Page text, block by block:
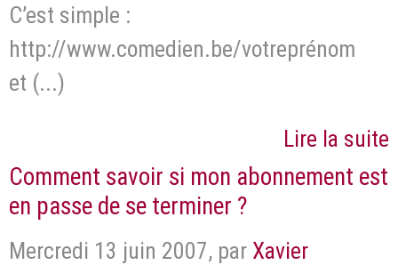
C’est simple :
http://www.comedien.be/votreprénom
et (...)
Lire la suite
Comment savoir si mon abonnement est
en passe de se terminer ?
Mercredi 13 juin 2007, par Xavier